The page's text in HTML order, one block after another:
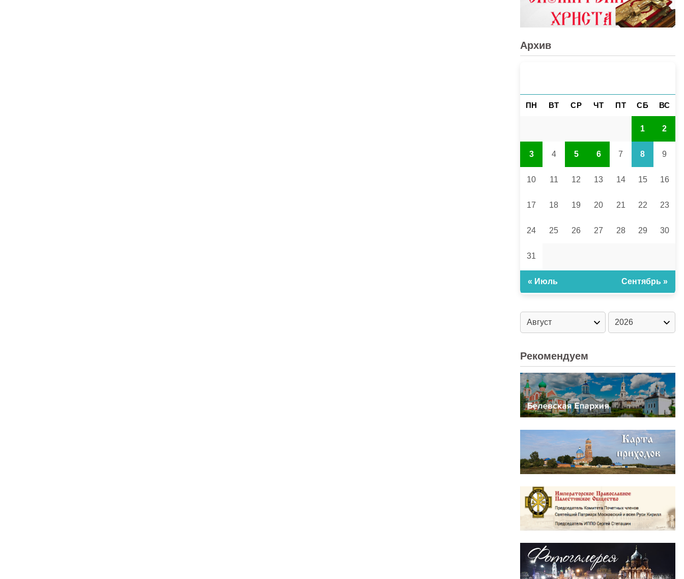
Архив
ПН ВТ СР ЧТ ПТ СБ ВС
1 2
3 4 5 6 7 8 9
10 11 12 13 14 15 16
17 18 19 20 21 22 23
24 25 26 27 28 29 30
31
« Июль Сентябрь »
Рекомендуем